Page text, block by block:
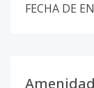
FECHA DE